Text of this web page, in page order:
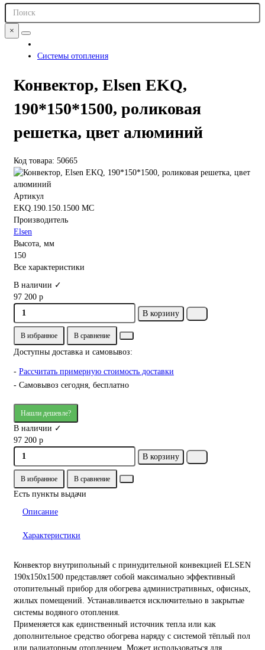
×
Системы отопления
Конвектор, Elsen EKQ,
190*150*1500, роликовая
решетка, цвет алюминий
Код товара: 50665
Артикул
EKQ.190.150.1500 MC
Производитель
Elsen
Высота, мм
150
Все характеристики
В наличии ✓
97 200 р
В корзину
В избранное В сравнение
Доступны доставка и самовывоз:
- Рассчитать примерную стоимость доставки
- Самовывоз сегодня, бесплатно
Нашли дешевле?
В наличии ✓
97 200 р
В корзину
В избранное В сравнение
Есть пункты выдачи
Описание
Характеристики
Конвектор внутрипольный с принудительной конвекцией ELSEN
190х150х1500 представляет собой максимально эффективный
отопительный прибор для обогрева административных, офисных,
жилых помещений. Устанавливается исключительно в закрытые
системы водяного отопления.
Применяется как единственный источник тепла или как
дополнительное средство обогрева наряду с системой тёплый пол
или радиаторным отоплением. Может использоваться для